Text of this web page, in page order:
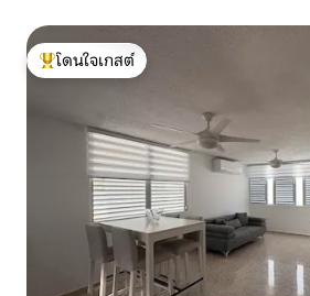
โดนใจเกสต์ที่สุด
โดนใจเกสต์